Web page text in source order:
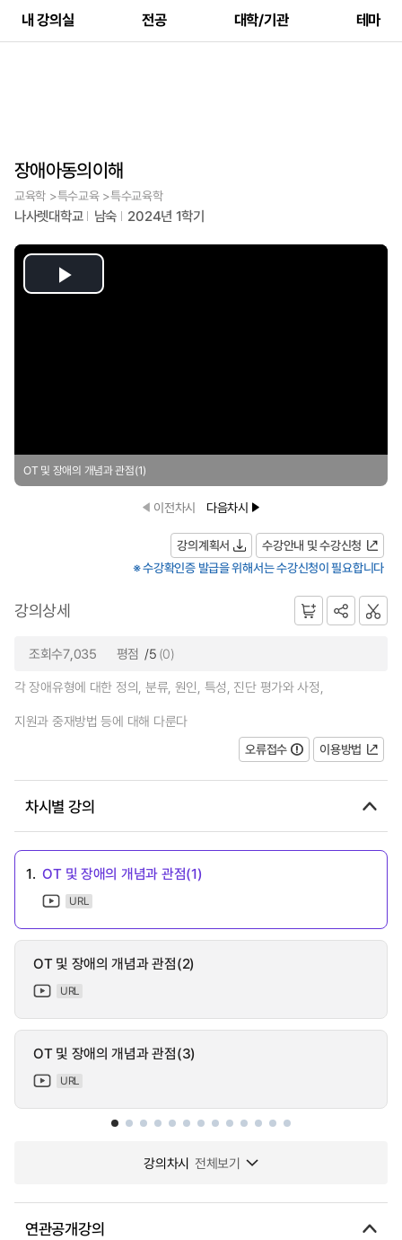
내 강의실 전공 대학/기관 테마
장애아동의이해
교육학 >특수교육 >특수교육학
나사렛대학교 남숙 2024년 1학기
Play
OT 및 장애의 개념과 관점(1)
이전차시 다음차시
강의계획서
수강안내 및 수강신청
※ 수강확인증 발급을 위해서는 수강신청이 필요합니다
강의상세
조회수7,035 평점 /5 (0)
각 장애유형에 대한 정의, 분류, 원인, 특성, 진단 평가와 사정,
지원과 중재방법 등에 대해 다룬다
오류접수
이용방법
차시별 강의
1. OT 및 장애의 개념과 관점(1)
URL
OT 및 장애의 개념과 관점(2)
URL
OT 및 장애의 개념과 관점(3)
URL
강의차시 전체보기
연관공개강의